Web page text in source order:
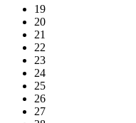
19
20
21
22
23
24
25
26
27